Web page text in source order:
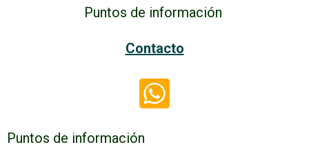
Puntos de información
Contacto
Puntos de información